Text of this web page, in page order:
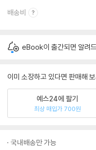
배송비
eBook이 출간되면 알려
이미 소장하고 있다면 판매해
예스24에 팔기
최상 매입가 700원
국내배송만 가능